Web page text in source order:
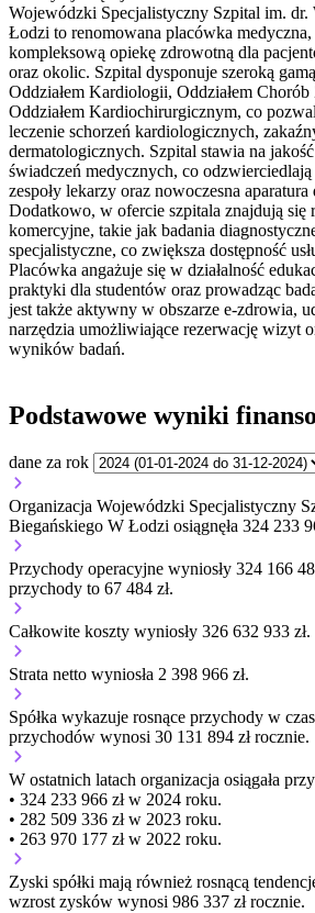
Wojewódzki Specjalistyczny Szpital im. dr.
Łodzi to renomowana placówka
kompleksową opiekę zdrowotną dla
oraz okolic. Szpital dysponuje szeroką
Oddziałem Kardiologii, Oddziałem
Oddziałem Kardiochirurgicznym, co
leczenie schorzeń kardiologicznych,
dermatologicznych. Szpital stawia na
świadczeń medycznych, co
zespoły lekarzy oraz nowoczesna aparatura
Dodatkowo, w ofercie szpitala znajdują się
komercyjne, takie jak badania
specjalistyczne, co zwiększa dostępność
Placówka angażuje się w działalność
praktyki dla studentów oraz prowadząc
jest także aktywny w obszarze e-zdrowia,
narzędzia umożliwiające rezerwację wizyt
wyników badań.
Podstawowe wyniki
dane za rok
Organizacja Wojewódzki Specjalistyczny
Biegańskiego W Łodzi osiągnęła 324 233
Przychody operacyjne wyniosły 324 166
przychody to 67 484 zł.
Całkowite koszty wyniosły 326 632 933 zł.
Strata netto wyniosła 2 398 966 zł.
Spółka wykazuje rosnące przychody w
przychodów wynosi 30 131 894 zł rocznie.
W ostatnich latach organizacja osiągała
• 324 233 966 zł w 2024 roku.
• 282 509 336 zł w 2023 roku.
• 263 970 177 zł w 2022 roku.
Zyski spółki mają również rosnącą
wzrost zysków wynosi 986 337 zł rocznie.